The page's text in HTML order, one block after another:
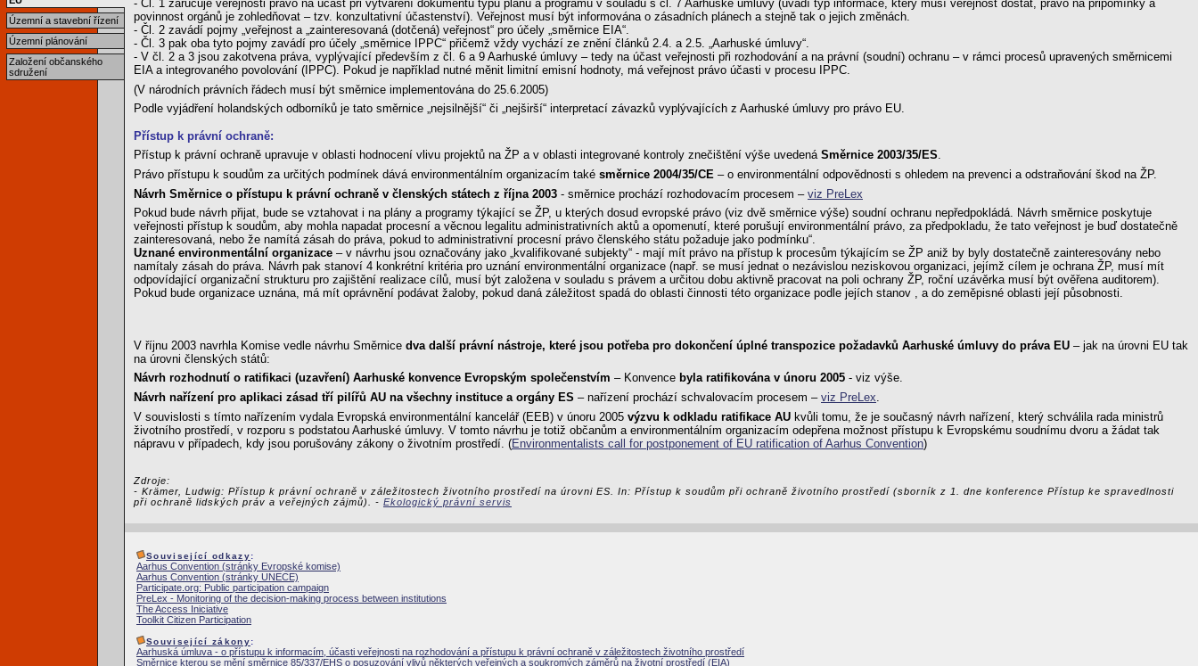
Územní a stavební řízení
Územní plánování
Založení občanského
sdružení
- Čl. 1 zaručuje veřejnosti právo na účast při vytváření dokumentů typu plánů a programů v souladu s čl. 7 Aarhuské úmluvy (uvádí typ informace, který musí veřejnost dostat, právo na připomínky a
povinnost orgánů je zohledňovat – tzv. konzultativní účastenství). Veřejnost musí být informována o zásadních plánech a stejně tak o jejich změnách.
- Čl. 2 zavádí pojmy „veřejnost a „zainteresovaná (dotčená) veřejnost“ pro účely „směrnice EIA“.
- Čl. 3 pak oba tyto pojmy zavádí pro účely „směrnice IPPC“ přičemž vždy vychází ze znění článků 2.4. a 2.5. „Aarhuské úmluvy“.
- V čl. 2 a 3 jsou zakotvena práva, vyplývající především z čl. 6 a 9 Aarhuské úmluvy – tedy na účast veřejnosti při rozhodování a na právní (soudní) ochranu – v rámci procesů upravených směrnicemi
EIA a integrovaného povolování (IPPC). Pokud je například nutné měnit limitní emisní hodnoty, má veřejnost právo účasti v procesu IPPC.
(V národních právních řádech musí být směrnice implementována do 25.6.2005)
Podle vyjádření holandských odborníků je tato směrnice „nejsilnější“ či „nejširší“ interpretací závazků vyplývajících z Aarhuské úmluvy pro právo EU.
Přístup k právní ochraně:
Přístup k právní ochraně upravuje v oblasti hodnocení vlivu projektů na ŽP a v oblasti integrované kontroly znečištění výše uvedená Směrnice 2003/35/ES.
Právo přístupu k soudům za určitých podmínek dává environmentálním organizacím také směrnice 2004/35/CE – o environmentální odpovědnosti s ohledem na prevenci a odstraňování škod na ŽP.
Návrh Směrnice o přístupu k právní ochraně v členských státech z října 2003 - směrnice prochází rozhodovacím procesem – viz PreLex
Pokud bude návrh přijat, bude se vztahovat i na plány a programy týkající se ŽP, u kterých dosud evropské právo (viz dvě směrnice výše) soudní ochranu nepředpokládá. Návrh směrnice poskytuje
veřejnosti přístup k soudům, aby mohla napadat procesní a věcnou legalitu administrativních aktů a opomenutí, které porušují environmentální právo, za předpokladu, že tato veřejnost je buď dostatečně
zainteresovaná, nebo že namítá zásah do práva, pokud to administrativní procesní právo členského státu požaduje jako podmínku“.
Uznané environmentální organizace – v návrhu jsou označovány jako „kvalifikované subjekty“ - mají mít právo na přístup k procesům týkajícím se ŽP aniž by byly dostatečně zainteresovány nebo
namítaly zásah do práva. Návrh pak stanoví 4 konkrétní kritéria pro uznání environmentální organizace (např. se musí jednat o nezávislou neziskovou organizaci, jejímž cílem je ochrana ŽP, musí mít
odpovídající organizační strukturu pro zajištění realizace cílů, musí být založena v souladu s právem a určitou dobu aktivně pracovat na poli ochrany ŽP, roční uzávěrka musí být ověřena auditorem).
Pokud bude organizace uznána, má mít oprávnění podávat žaloby, pokud daná záležitost spadá do oblasti činnosti této organizace podle jejích stanov , a do zeměpisné oblasti její působnosti.
V říjnu 2003 navrhla Komise vedle návrhu Směrnice dva další právní nástroje, které jsou potřeba pro dokončení úplné transpozice požadavků Aarhuské úmluvy do práva EU – jak na úrovni EU tak
na úrovni členských států:
Návrh rozhodnutí o ratifikaci (uzavření) Aarhuské konvence Evropským společenstvím – Konvence byla ratifikována v únoru 2005 - viz výše.
Návrh nařízení pro aplikaci zásad tří pilířů AU na všechny instituce a orgány ES – nařízení prochází schvalovacím procesem – viz PreLex.
V souvislosti s tímto nařízením vydala Evropská environmentální kancelář (EEB) v únoru 2005 výzvu k odkladu ratifikace AU kvůli tomu, že je současný návrh nařízení, který schválila rada ministrů
životního prostředí, v rozporu s podstatou Aarhuské úmluvy. V tomto návrhu je totiž občanům a environmentálním organizacím odepřena možnost přístupu k Evropskému soudnímu dvoru a žádat tak
nápravu v případech, kdy jsou porušovány zákony o životním prostředí. (Environmentalists call for postponement of EU ratification of Aarhus Convention)
Zdroje:
- Krämer, Ludwig: Přístup k právní ochraně v záležitostech životního prostředí na úrovni ES. In: Přístup k soudům při ochraně životního prostředí (sborník z 1. dne konference Přístup ke spravedlnosti
při ochraně lidských práv a veřejných zájmů). - Ekologický právní servis
Související odkazy:
Aarhus Convention (stránky Evropské komise)
Aarhus Convention (stránky UNECE)
Participate.org: Public participation campaign
PreLex - Monitoring of the decision-making process between institutions
The Access Iniciative
Toolkit Citizen Participation
Související zákony:
Aarhuská úmluva - o přístupu k informacím, účasti veřejnosti na rozhodování a přístupu k právní ochraně v záležitostech životního prostředí
Směrnice kterou se mění směrnice 85/337/EHS o posuzování vlivů některých veřejných a soukromých záměrů na životní prostředí (EIA)